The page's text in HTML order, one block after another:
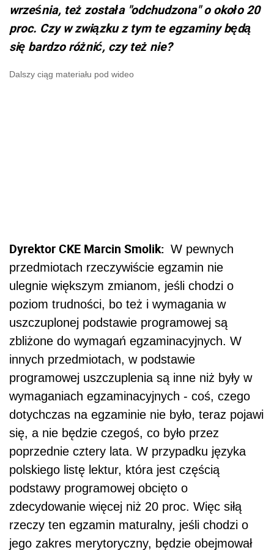
września, też została "odchudzona" o około 20
proc. Czy w związku z tym te egzaminy będą
się bardzo różnić, czy też nie?
Dalszy ciąg materiału pod wideo
Dyrektor CKE Marcin Smolik: W pewnych
przedmiotach rzeczywiście egzamin nie
ulegnie większym zmianom, jeśli chodzi o
poziom trudności, bo też i wymagania w
uszczuplonej podstawie programowej są
zbliżone do wymagań egzaminacyjnych. W
innych przedmiotach, w podstawie
programowej uszczuplenia są inne niż były w
wymaganiach egzaminacyjnych - coś, czego
dotychczas na egzaminie nie było, teraz pojawi
się, a nie będzie czegoś, co było przez
poprzednie cztery lata. W przypadku języka
polskiego listę lektur, która jest częścią
podstawy programowej obcięto o
zdecydowanie więcej niż 20 proc. Więc siłą
rzeczy ten egzamin maturalny, jeśli chodzi o
jego zakres merytoryczny, będzie obejmował